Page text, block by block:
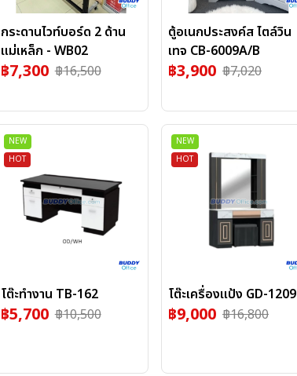
กระดานไวท์บอร์ด 2 ด้าน
แม่เหล็ก - WB02
฿7,300 ฿16,500
ตู้อเนกประสงค์ส ไตล์วิน
เทจ CB-6009A/B
฿3,900 ฿7,020
NEW
HOT
โต๊ะทำงาน TB-162
฿5,700 ฿10,500
NEW
HOT
โต๊ะเครื่องแป้ง GD-1209
฿9,000 ฿16,800